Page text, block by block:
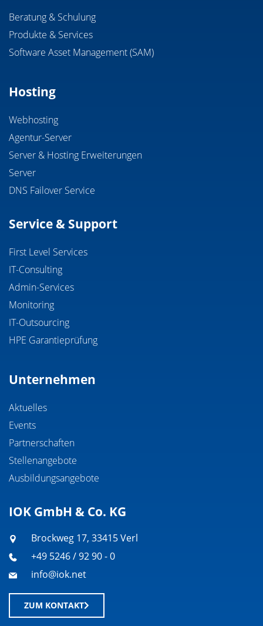
Beratung & Schulung
Produkte & Services
Software Asset Management (SAM)
Hosting
Webhosting
Agentur-Server
Server & Hosting Erweiterungen
Server
DNS Failover Service
Service & Support
First Level Services
IT-Consulting
Admin-Services
Monitoring
IT-Outsourcing
HPE Garantieprüfung
Unternehmen
Aktuelles
Events
Partnerschaften
Stellenangebote
Ausbildungsangebote
IOK GmbH & Co. KG
Brockweg 17, 33415 Verl
+49 5246 / 92 90 - 0
info@iok.net
ZUM KONTAKT